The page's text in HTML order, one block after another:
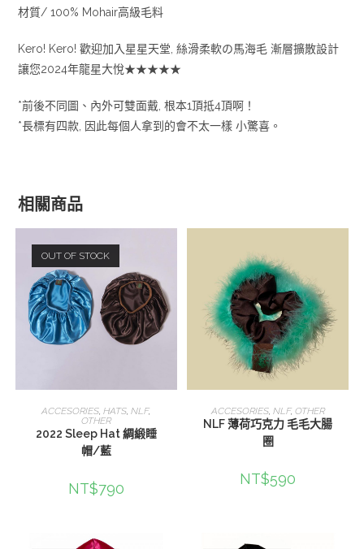
材質/ 100% Mohair高級毛料
Kero! Kero! 歡迎加入星星天堂, 絲滑柔軟の馬海毛 漸層擴散設計
讓您2024年龍星大悅★★★★★
*前後不同圖、內外可雙面戴, 根本1頂抵4頂啊！
*長標有四款, 因此每個人拿到的會不太一樣 小驚喜。
相關商品
OUT OF STOCK
查看內容
ACCESORIES,HATS,NLF,
OTHER
2022 Sleep Hat 綢緞睡
帽/藍
NT$790
選擇規格
ACCESORIES, NLF, OTHER
NLF 薄荷巧克力 毛毛大腸
圈
NT$590